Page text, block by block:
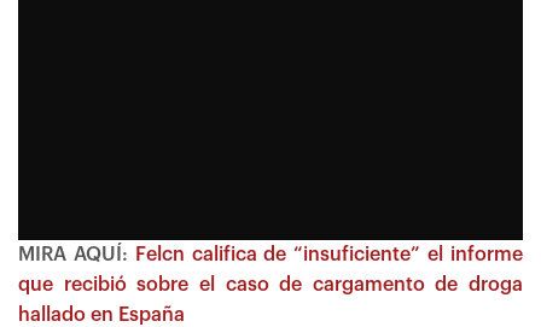
MIRA AQUÍ:
Felcn califica de “insuficiente” el informe
que recibió sobre el caso de cargamento de droga
hallado en España